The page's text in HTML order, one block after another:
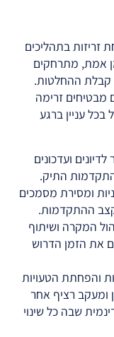
זריזות בתהליכים
אמת, מתרחקים
קבלת ההחלטות.
מבטיחים זרימה
עניין ברגע
ועדכונים
התיק.
ומסירת מסמכים
קצב ההתקדמות.
המקרה ושיתוף
את הזמן הדרוש
והפחתת הטעויות
ומעקב רציף אחר
שבה כל שינוי